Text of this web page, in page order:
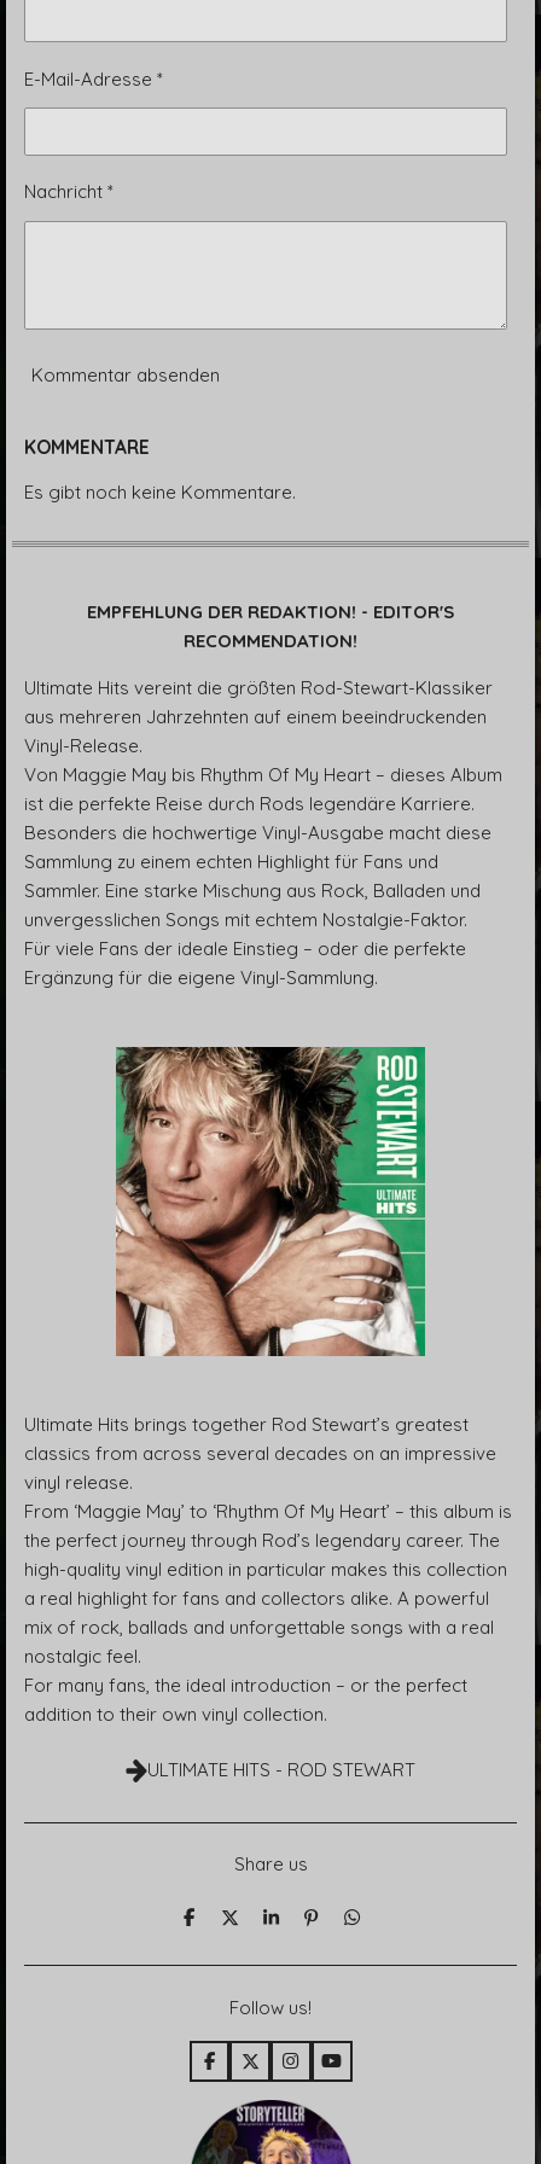
E-Mail-Adresse *
Nachricht *
Kommentar absenden
KOMMENTARE
Es gibt noch keine Kommentare.
EMPFEHLUNG DER REDAKTION! - EDITOR'S
RECOMMENDATION!
Ultimate Hits vereint die größten Rod-Stewart-Klassiker
aus mehreren Jahrzehnten auf einem beeindruckenden
Vinyl-Release.
Von Maggie May bis Rhythm Of My Heart – dieses Album
ist die perfekte Reise durch Rods legendäre Karriere.
Besonders die hochwertige Vinyl-Ausgabe macht diese
Sammlung zu einem echten Highlight für Fans und
Sammler. Eine starke Mischung aus Rock, Balladen und
unvergesslichen Songs mit echtem Nostalgie-Faktor.
Für viele Fans der ideale Einstieg – oder die perfekte
Ergänzung für die eigene Vinyl-Sammlung.
Ultimate Hits brings together Rod Stewart’s greatest
classics from across several decades on an impressive
vinyl release.
From ‘Maggie May’ to ‘Rhythm Of My Heart’ – this album is
the perfect journey through Rod’s legendary career. The
high-quality vinyl edition in particular makes this collection
a real highlight for fans and collectors alike. A powerful
mix of rock, ballads and unforgettable songs with a real
nostalgic feel.
For many fans, the ideal introduction – or the perfect
addition to their own vinyl collection.
ULTIMATE HITS - ROD STEWART
Share us
T
i
T
i
e
n
T
i
n
P
n
t
T
i
Follow us!
F
a
e
b
o
X
I
n
s
t
a
g
Y
o
T
u
b